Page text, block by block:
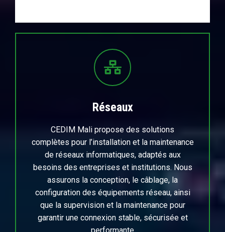
Réseaux
CEDIM Mali propose des solutions
complètes pour l’installation et la maintenance
de réseaux informatiques, adaptés aux
besoins des entreprises et institutions. Nous
assurons la conception, le câblage, la
configuration des équipements réseau, ainsi
que la supervision et la maintenance pour
garantir une connexion stable, sécurisée et